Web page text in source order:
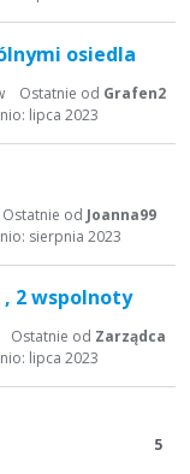
osiedla
Ostatnie od Grafen2
lipca 2023
Ostatnie od Joanna99
sierpnia 2023
2 wspolnoty
Ostatnie od Zarządca
lipca 2023
5